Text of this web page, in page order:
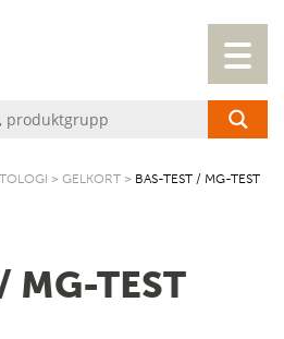
> GELKORT > BAS-TEST / MG-TEST
MG-TEST